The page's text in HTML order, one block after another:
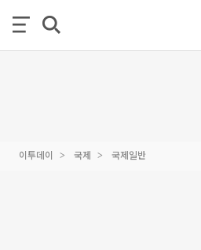
이투데이 국제 국제일반